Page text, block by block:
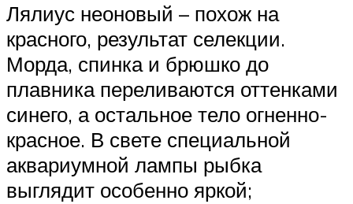
Лялиус неоновый – похож на
красного, результат селекции.
Морда, спинка и брюшко до
плавника переливаются оттенками
синего, а остальное тело огненно-
красное. В свете специальной
аквариумной лампы рыбка
выглядит особенно яркой;